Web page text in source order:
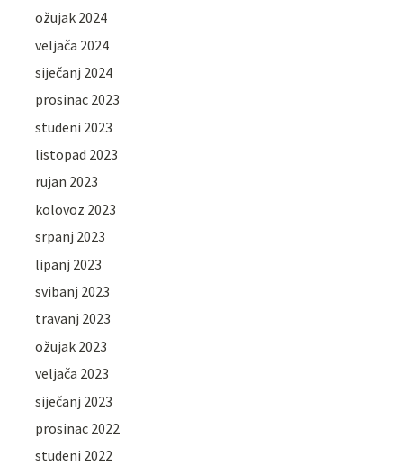
ožujak 2024
veljača 2024
siječanj 2024
prosinac 2023
studeni 2023
listopad 2023
rujan 2023
kolovoz 2023
srpanj 2023
lipanj 2023
svibanj 2023
travanj 2023
ožujak 2023
veljača 2023
siječanj 2023
prosinac 2022
studeni 2022